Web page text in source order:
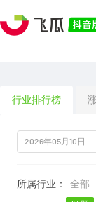
行业排行榜
所属行业： 全部